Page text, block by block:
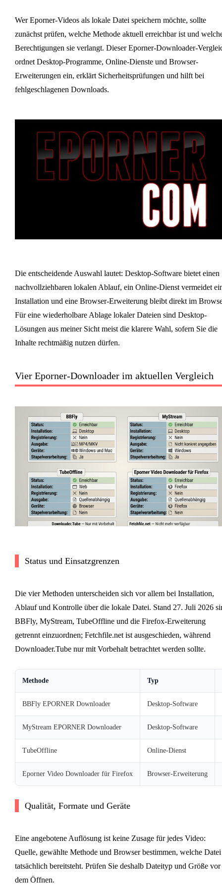
Wer Eporner-Videos als lokale Datei speichern möchte, sollte
zunächst prüfen, welche Methode aktuell erreichbar ist und
Berechtigungen sie verlangt. Dieser Eporner-Downloader-
ordnet Desktop-Programme, Online-Dienste und Browser-
Erweiterungen ein, erklärt Sicherheitsprüfungen und hilft bei
fehlgeschlagenen Downloads.
Die entscheidende Auswahl lautet: Desktop-Software bietet einen
nachvollziehbaren lokalen Ablauf, ein Online-Dienst vermeidet
Installation und eine Browser-Erweiterung bleibt direkt im
Für eine wiederholbare Ablage lokaler Dateien sind Desktop-
Lösungen aus meiner Sicht meist die klarere Wahl, sofern Sie die
Inhalte rechtmäßig nutzen dürfen.
Vier Eporner-Downloader im aktuellen Vergleich
Status und Einsatzgrenzen
Die vier Methoden unterscheiden sich vor allem bei Installation,
Ablauf und Kontrolle über die lokale Datei. Stand 27. Juli 2026
BBFly, MyStream, TubeOffline und die Firefox-Erweiterung
getrennt einzuordnen; Fetchfile.net ist ausgeschieden, während
Downloader.Tube nur mit Vorbehalt betrachtet werden sollte.
Methode Typ
BBFly EPORNER Downloader Desktop-Software
MyStream EPORNER Downloader Desktop-Software
TubeOffline Online-Dienst
Eporner Video Downloader für Firefox Browser-Erweiterung
Qualität, Formate und Geräte
Eine angebotene Auflösung ist keine Zusage für jedes Video:
Quelle, gewählte Methode und Browser bestimmen, welche Datei
tatsächlich bereitsteht. Prüfen Sie deshalb Dateityp und Größe vor
dem Öffnen.